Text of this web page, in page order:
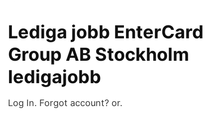
Lediga jobb EnterCard
Group AB Stockholm
ledigajobb
Log In. Forgot account? or.